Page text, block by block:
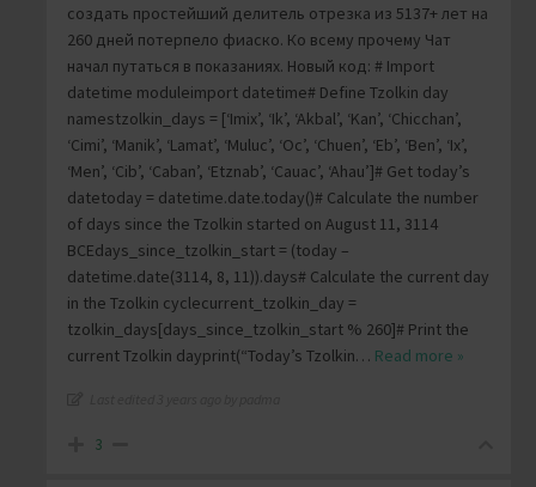
создать простейший делитель отрезка из 5137+ лет на
260 дней потерпело фиаско. Ко всему прочему Чат
начал путаться в показаниях. Новый код: # Import
datetime moduleimport datetime# Define Tzolkin day
namestzolkin_days = [‘Imix’, ‘Ik’, ‘Akbal’, ‘Kan’, ‘Chicchan’,
‘Cimi’, ‘Manik’, ‘Lamat’, ‘Muluc’, ‘Oc’, ‘Chuen’, ‘Eb’, ‘Ben’, ‘Ix’,
‘Men’, ‘Cib’, ‘Caban’, ‘Etznab’, ‘Cauac’, ‘Ahau’]# Get today’s
datetoday = datetime.date.today()# Calculate the number
of days since the Tzolkin started on August 11, 3114
BCEdays_since_tzolkin_start = (today –
datetime.date(3114, 8, 11)).days# Calculate the current day
in the Tzolkin cyclecurrent_tzolkin_day =
tzolkin_days[days_since_tzolkin_start % 260]# Print the
current Tzolkin dayprint(“Today’s Tzolkin… Read more »
3